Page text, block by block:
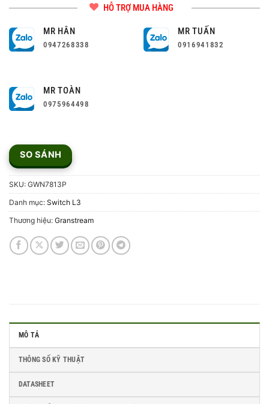
HỖ TRỢ MUA HÀNG
MR HÂN
0947268338
MR TUẤN
0916941832
MR TOÀN
0975964498
SO SÁNH
SKU: GWN7813P
Danh mục: Switch L3
Thương hiệu: Granstream
MÔ TẢ
THÔNG SỐ KỸ THUẬT
DATASHEET